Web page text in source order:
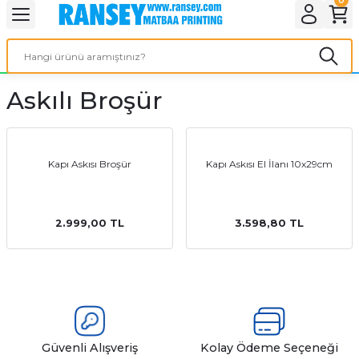
Geri Dön
Geri Dön
Geri Dön
Geri Dön
Ürünleri
Geri Dön
Geri Dön
Geri Dön
Askılı Broşür
Kapı Askısı Broşür
2.999,00 TL
Kapı Askısı El İlanı 10x29cm
3.598,80 TL
Güvenli Alışveriş Kolay Ödeme Seçeneği